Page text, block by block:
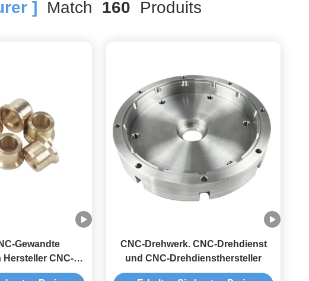
] Match 160 Produits
Gewandte
CNC-
Serivice
CNC-Drehwerk. CNC-Drehdienst
und CNC-Drehdiensthersteller